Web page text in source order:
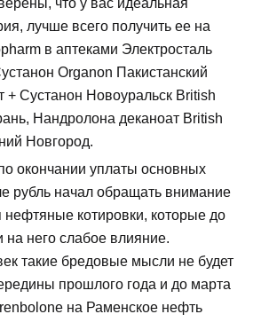
что у вас идеальная
лучше всего получить ее на
в аптеками Электросталь
Organon Пакистанский
+ Сустанон Новоуральск British
Нандролона деканоат British
Новгород.
окончании уплаты основных
рубль начал обращать внимание
нефтяные котировки, которые до
на него слабое влияние.
такие бредовые мысли не будет
прошлого года и до марта
на Раменское нефть